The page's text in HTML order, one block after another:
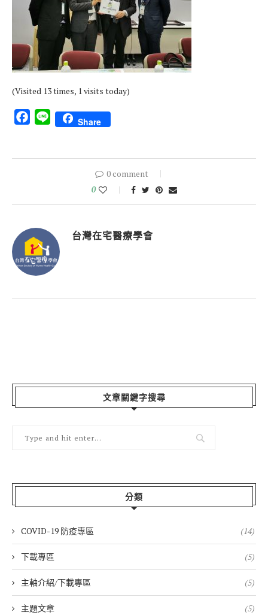
(Visited 13 times, 1 visits today)
Facebook
Line Share
0 comment
0
台灣在宅醫療學會
文章關鍵字搜尋
分類
COVID-19 防疫專區 (14)
下載專區 (5)
主軸介紹/下載專區 (5)
主題文章 (5)